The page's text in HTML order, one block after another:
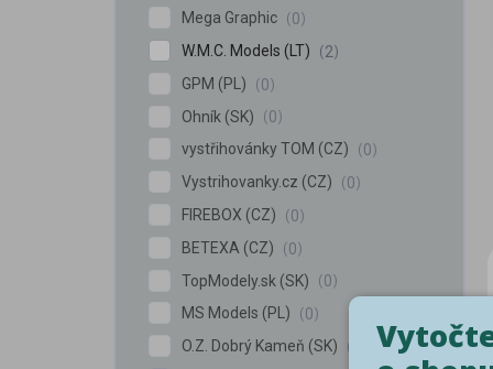
Mega Graphic
0
W.M.C. Models (LT)
2
GPM (PL)
0
Ohník (SK)
0
vystřihovánky TOM (CZ)
0
Vystrihovanky.cz (CZ)
0
FIREBOX (CZ)
0
BETEXA (CZ)
0
TopModely.sk (SK)
0
MS Models (PL)
0
O.Z. Dobrý Kameň (SK)